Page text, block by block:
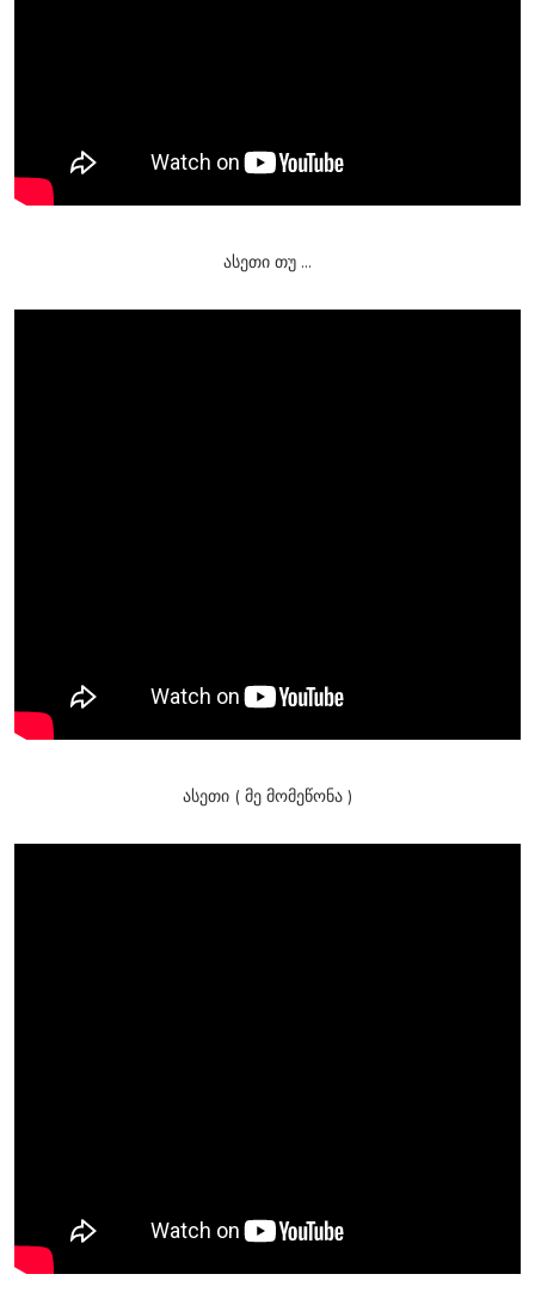
ასეთი თუ ...
ასეთი ( მე მომეწონა )